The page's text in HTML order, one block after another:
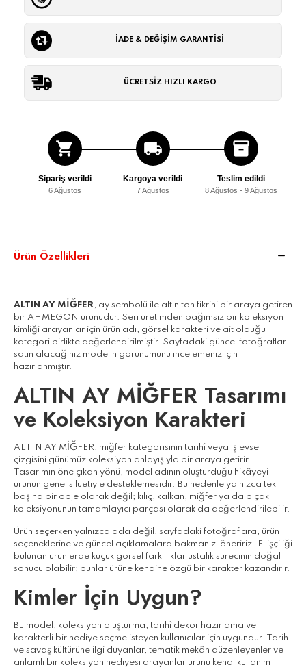
İADE & DEĞİŞİM GARANTİSİ
ÜCRETSİZ HIZLI KARGO
shopping_cart
Sipariş verildi
6 Ağustos
local_shipping
Kargoya verildi
7 Ağustos
inventory_2
Teslim edildi
8 Ağustos - 9 Ağustos
Ürün Özellikleri
ALTIN AY MİĞFER , ay sembolü ile altın ton fikrini bir araya getiren
bir AHMEGON ürünüdür. Seri üretimden bağımsız bir koleksiyon
kimliği arayanlar için ürün adı, görsel karakteri ve ait olduğu
kategori birlikte değerlendirilmiştir. Sayfadaki güncel fotoğraflar
satın alacağınız modelin görünümünü incelemeniz için
hazırlanmıştır.
ALTIN AY MİĞFER Tasarımı
ve Koleksiyon Karakteri
ALTIN AY MİĞFER, miğfer kategorisinin tarihî veya işlevsel
çizgisini günümüz koleksiyon anlayışıyla bir araya getirir.
Tasarımın öne çıkan yönü, model adının oluşturduğu hikâyeyi
ürünün genel siluetiyle desteklemesidir. Bu nedenle yalnızca tek
başına bir obje olarak değil; kılıç, kalkan, miğfer ya da bıçak
koleksiyonunun tamamlayıcı parçası olarak da değerlendirilebilir.
Ürün seçerken yalnızca ada değil, sayfadaki fotoğraflara, ürün
seçeneklerine ve güncel açıklamalara bakmanızı öneririz. El işçiliği
bulunan ürünlerde küçük görsel farklılıklar ustalık sürecinin doğal
sonucu olabilir; bunlar ürüne kendine özgü bir karakter kazandırır.
Kimler İçin Uygun?
Bu model; koleksiyon oluşturma, tarihî dekor hazırlama ve
karakterli bir hediye seçme isteyen kullanıcılar için uygundur. Tarih
ve savaş kültürüne ilgi duyanlar, tematik mekân düzenleyenler ve
anlamlı bir koleksiyon hediyesi arayanlar ürünü kendi kullanım